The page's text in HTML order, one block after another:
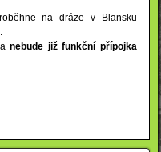
na dráze v Blansku
anebude již funkční přípojka